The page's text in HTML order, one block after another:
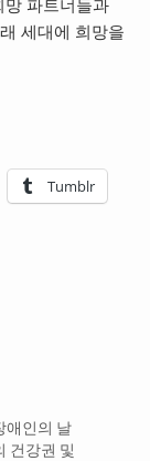
망 파트너들과
세대에 희망을
Tumblr
애인의 날
건강권 및